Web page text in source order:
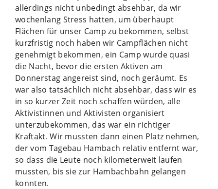
allerdings nicht unbedingt absehbar, da wir
wochenlang Stress hatten, um überhaupt
Flächen für unser Camp zu bekommen, selbst
kurzfristig noch haben wir Campflächen nicht
genehmigt bekommen, ein Camp wurde quasi
die Nacht, bevor die ersten Aktiven am
Donnerstag angereist sind, noch geräumt. Es
war also tatsächlich nicht absehbar, dass wir es
in so kurzer Zeit noch schaffen würden, alle
Aktivistinnen und Aktivisten organisiert
unterzubekommen, das war ein richtiger
Kraftakt. Wir mussten dann einen Platz nehmen,
der vom Tagebau Hambach relativ entfernt war,
so dass die Leute noch kilometerweit laufen
mussten, bis sie zur Hambachbahn gelangen
konnten.